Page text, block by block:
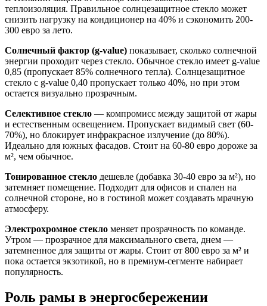
теплоизоляция. Правильное солнцезащитное стекло может
снизить нагрузку на кондиционер на 40% и сэкономить 200-
300 евро за лето.
Солнечный фактор (g-value) показывает, сколько солнечной
энергии проходит через стекло. Обычное стекло имеет g-value
0,85 (пропускает 85% солнечного тепла). Солнцезащитное
стекло с g-value 0,40 пропускает только 40%, но при этом
остается визуально прозрачным.
Селективное стекло — компромисс между защитой от жары
и естественным освещением. Пропускает видимый свет (60-
70%), но блокирует инфракрасное излучение (до 80%).
Идеально для южных фасадов. Стоит на 60-80 евро дороже за
м², чем обычное.
Тонированное стекло дешевле (добавка 30-40 евро за м²), но
затемняет помещение. Подходит для офисов и спален на
солнечной стороне, но в гостиной может создавать мрачную
атмосферу.
Электрохромное стекло меняет прозрачность по команде.
Утром — прозрачное для максимального света, днем —
затемненное для защиты от жары. Стоит от 800 евро за м² и
пока остается экзотикой, но в премиум-сегменте набирает
популярность.
Роль рамы в энергосбережении